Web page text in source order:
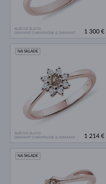
RUŽOVÉ ZLATO
DIAMANT CHAMPAGNE & DIAMANT
1 300 €
RUŽOVÉ ZLATO
DIAMANT CHAMPAGNE & DIAMANT
NA SKLADE
1 214 €
NA SKLADE